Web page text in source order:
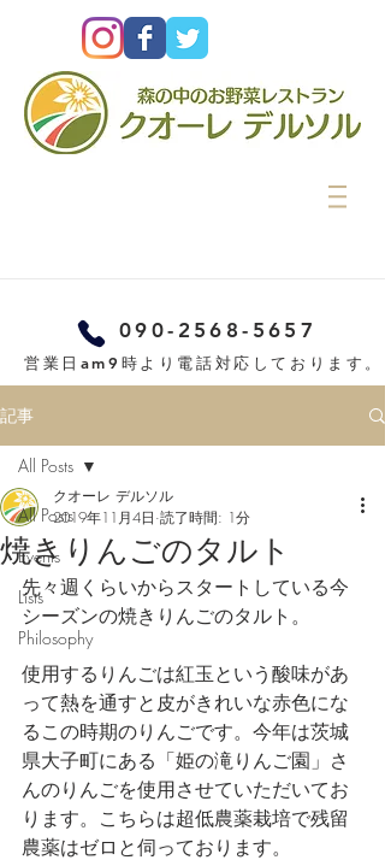
090-2568-5657
営業日am9時より電話対応しております。
記事
All Posts
Events
Lists
Philosophy
All Posts
焼きりんごのタルト
クオーレ デルソル
2019年11月4日 読了時間: 1分
先々週くらいからスタートしている今
シーズンの焼きりんごのタルト。
使用するりんごは紅玉という酸味があ
って熱を通すと皮がきれいな赤色にな
るこの時期のりんごです。今年は茨城
県大子町にある「姫の滝りんご園」さ
んのりんごを使用させていただいてお
ります。こちらは超低農薬栽培で残留
農薬はゼロと伺っております。